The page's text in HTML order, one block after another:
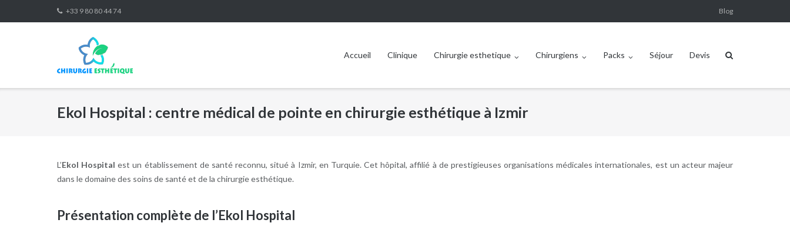
to
+33 9 80 80 44 74 Blog
Accueil Clinique Chirurgie esthetique Chirurgiens Packs Séjour Devis
Ekol Hospital : centre médical de pointe en chirurgie esthétique à Izmir
L’Ekol Hospital est un établissement de santé reconnu, situé à Izmir, en Turquie. Cet hôpital, affilié à de prestigieuses organisations médicales internationales, est un acteur majeur
dans le domaine des soins de santé et de la chirurgie esthétique.
Présentation complète de l’Ekol Hospital